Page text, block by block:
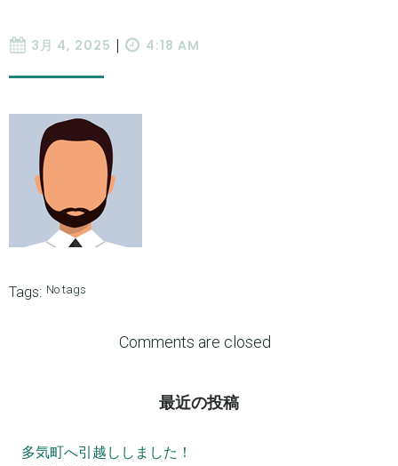
3月 4, 2025 | 4:18 AM
Tags: No tags
Comments are closed
最近の投稿
多気町へ引越ししました！